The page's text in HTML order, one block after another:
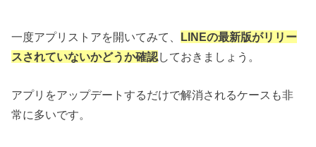
一度アプリストアを開いてみて、 LINEの最新版がリリー
スされていないかどうか確認しておきましょう。
アプリをアップデートするだけで解消されるケースも非
常に多いです。